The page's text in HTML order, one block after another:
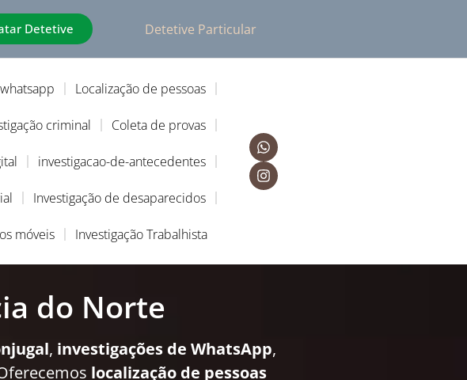
Detetive Detetive Particular
Localização de pessoas
criminal Coleta de provas
investigacao-de-antecedentes
Investigação de desaparecidos
móveis Investigação Trabalhista
do Norte
, investigações de WhatsApp,
localização de pessoas